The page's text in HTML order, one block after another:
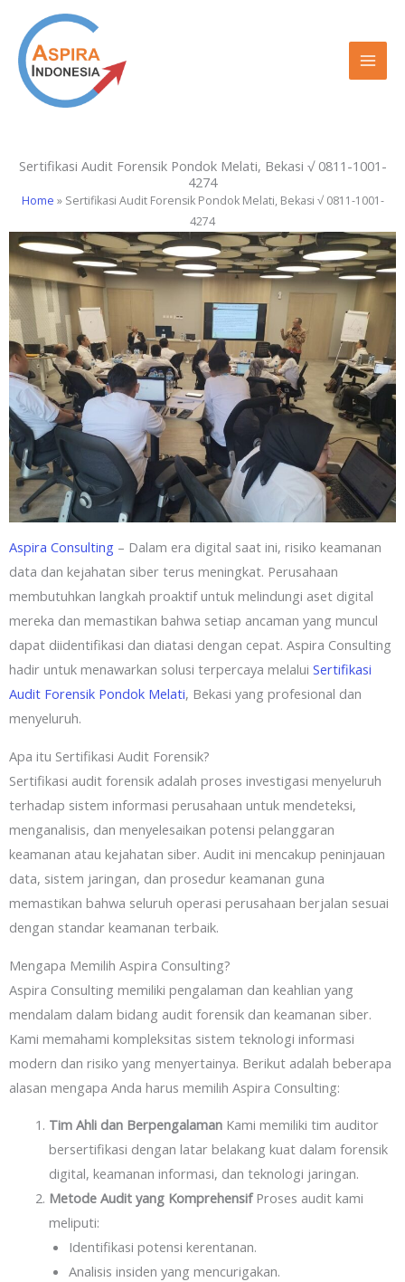
konten
Sertifikasi Audit Forensik Pondok Melati, Bekasi √ 0811-1001-
4274
Home » Sertifikasi Audit Forensik Pondok Melati, Bekasi √ 0811-1001-
4274
Aspira Consulting – Dalam era digital saat ini, risiko keamanan
data dan kejahatan siber terus meningkat. Perusahaan
membutuhkan langkah proaktif untuk melindungi aset digital
mereka dan memastikan bahwa setiap ancaman yang muncul
dapat diidentifikasi dan diatasi dengan cepat. Aspira Consulting
hadir untuk menawarkan solusi terpercaya melalui Sertifikasi
Audit Forensik Pondok Melati, Bekasi yang profesional dan
menyeluruh.
Apa itu Sertifikasi Audit Forensik?
Sertifikasi audit forensik adalah proses investigasi menyeluruh
terhadap sistem informasi perusahaan untuk mendeteksi,
menganalisis, dan menyelesaikan potensi pelanggaran
keamanan atau kejahatan siber. Audit ini mencakup peninjauan
data, sistem jaringan, dan prosedur keamanan guna
memastikan bahwa seluruh operasi perusahaan berjalan sesuai
dengan standar keamanan terbaik.
Mengapa Memilih Aspira Consulting?
Aspira Consulting memiliki pengalaman dan keahlian yang
mendalam dalam bidang audit forensik dan keamanan siber.
Kami memahami kompleksitas sistem teknologi informasi
modern dan risiko yang menyertainya. Berikut adalah beberapa
alasan mengapa Anda harus memilih Aspira Consulting:
Tim Ahli dan BerpengalamanKami memiliki tim auditor
bersertifikasi dengan latar belakang kuat dalam forensik
digital, keamanan informasi, dan teknologi jaringan.
Metode Audit yang KomprehensifProses audit kami
meliputi:
Identifikasi potensi kerentanan.
Analisis insiden yang mencurigakan.